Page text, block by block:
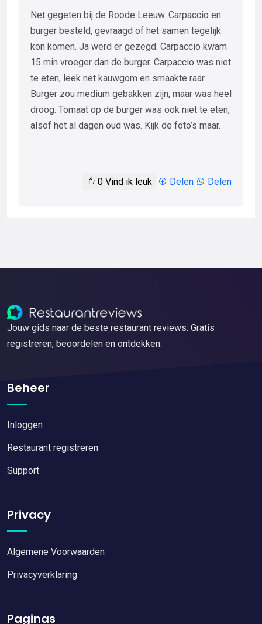
Net gegeten bij de Roode Leeuw. Carpaccio en
burger besteld, gevraagd of het samen tegelijk
kon komen. Ja werd er gezegd. Carpaccio kwam
15 min vroeger dan de burger. Carpaccio was niet
te eten, leek net kauwgom en smaakte raar.
Burger zou medium gebakken zijn, maar was heel
droog. Tomaat op de burger was ook niet te eten,
alsof het al dagen oud was. Kijk de foto’s maar.
0 Vind ik leuk Delen Delen
Jouw gids naar de beste restaurant reviews. Gratis
registreren, beoordelen en ontdekken.
Beheer
Inloggen
Restaurant registreren
Support
Privacy
Algemene Voorwaarden
Privacyverklaring
Paginas